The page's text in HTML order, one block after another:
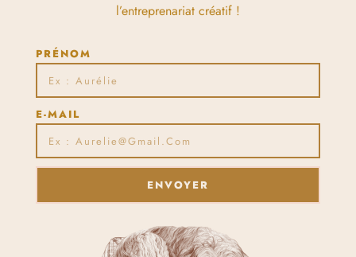
l’entreprenariat créatif !
PRÉNOM
E-MAIL
ENVOYER